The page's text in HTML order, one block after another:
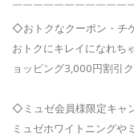
￣￣￣￣￣￣￣￣￣￣￣
◇おトクなクーポン・チ
おトクにキレイになれち
ョッピング3,000円割引
◇ミュゼ会員様限定キャ
ミュゼホワイトニングや